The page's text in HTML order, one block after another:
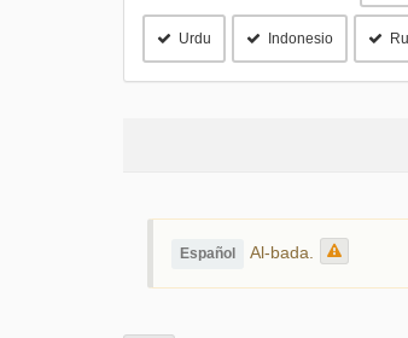
Urdu Indonesio
Español Al-bada.